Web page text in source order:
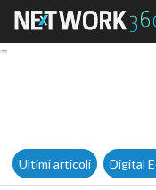
Ultimi articoli Digital